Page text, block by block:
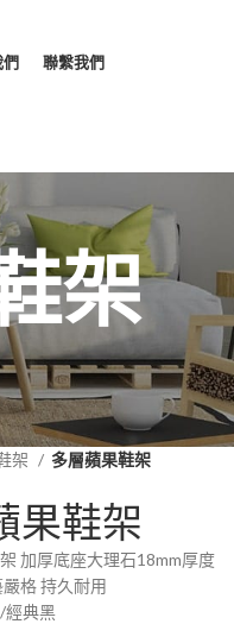
們 聯繫我們
架
架 多層蘋果鞋架
果鞋架
加厚底座大理石18mm厚度
格 持久耐用
經典黑